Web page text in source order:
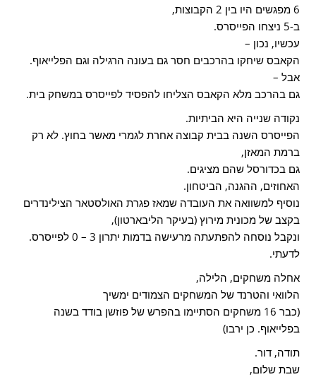
6 מפגשים היו בין 2 הקבוצות,
ב-5 ניצחו הפייסרס.
עכשיו, נכון –
הקאבס שיחקו בהרכבים חסר גם בעונה הרגילה וגם הפלייאוף.
אבל –
גם בהרכב מלא הקאבס הצליחו להפסיד לפייסרס במשחק בית.
נקודה שנייה היא הביתיות.
הפייסרס השנה בבית קבוצה אחרת לגמרי מאשר בחוץ. לא רק
ברמת המאזן,
גם בכדורסל שהם מציגים.
האחוזים, ההגנה, הביטחון.
נוסיף למשוואה את העובדה שמאז פגרת האולסטאר הצילינדרים
בקצב של מכונית מירוץ (בעיקר הליבארטון),
ונקבל נוסחה להפתעתה מרעישה בדמות יתרון 3 – 0 לפייסרס.
לדעתי.
אחלה משחקים, הלילה,
הלוואי והטרנד של המשחקים הצמודים ימשיך
(כבר 16 משחקים הסתיימו בהפרש של פוזשן בודד בשנה
בפלייאוף. כן ירבו)
תודה, דור.
שבת שלום,